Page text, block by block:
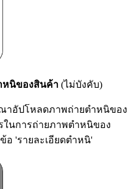
หนิของสินค้า (ไม่บังคับ)
อัปโหลดภาพถ่ายตำหนิของ
ในการถ่ายภาพตำหนิของ
'รายละเอียดตำหนิ'